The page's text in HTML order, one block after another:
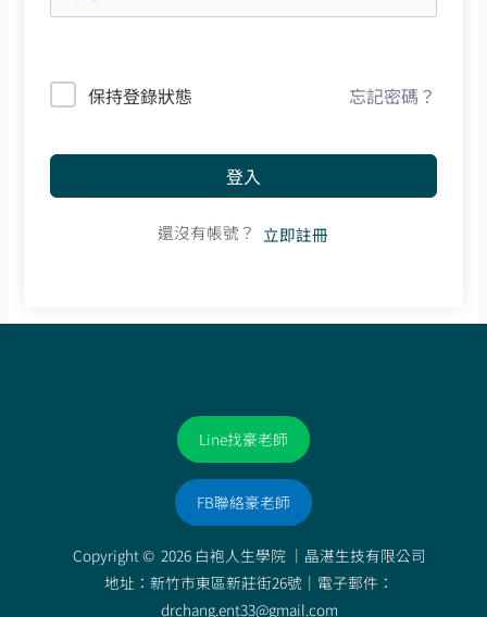
保持登錄狀態 忘記密碼？
登入
還沒有帳號？ 立即註冊
Line找豪老師
FB聯絡豪老師
Copyright © 2026 白袍人生學院 ｜ 晶湛生技有限公司
地址：新竹市東區新莊街26號｜電子郵件：
drchang.ent33@gmail.com